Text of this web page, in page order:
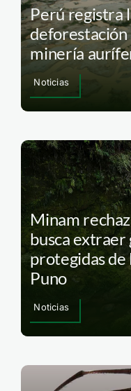
Perú registra
deforestación
minería
Noticias
Minam
busca extraer
protegidas
Puno
Noticias